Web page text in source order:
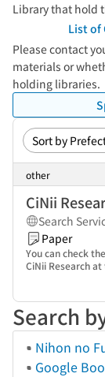
Library that hold
List of
Please contact
materials or
holding libraries.
other
CiNii
Search
Paper
You can check
CiNii Research
Search
Nihon no
Google